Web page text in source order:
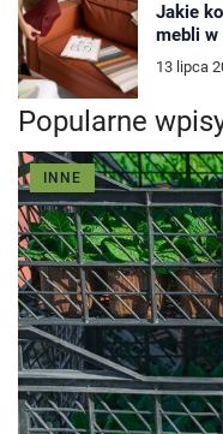
Jakie
mebli w
13 lipca
Popularne
INNE